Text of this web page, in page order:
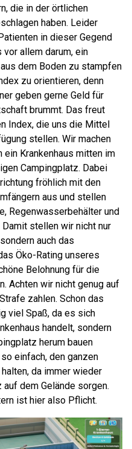
die in der örtlichen
haben. Leider
in dieser Gegend
allem darum, ein
dem Boden zu stampfen
zu orientieren, denn
geben gerne Geld für
brummt. Das freut
Index, die uns die Mittel
stellen. Wir machen
ein Krankenhaus mitten im
Campingplatz. Dabei
fröhlich mit den
aus und stellen
Regenwasserbehälter und
stellen wir nicht nur
auch das
Öko-Rating unseres
Belohnung für die
Achten wir nicht genug auf
zahlen. Schon das
viel Spaß, da es sich
handelt, sondern
herum bauen
einfach, den ganzen
da immer wieder
dem Gelände sorgen.
ist hier also Pflicht.